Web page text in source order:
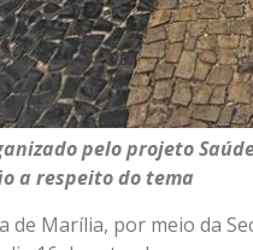
pelo projeto
a respeito do tema
de Marília, por meio da